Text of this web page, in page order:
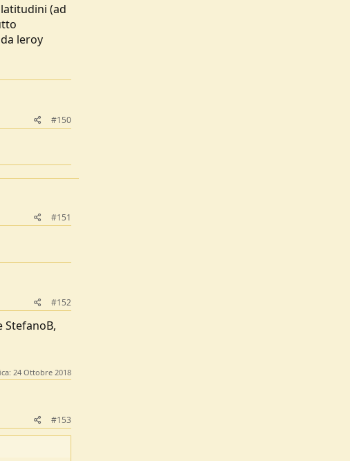
(ad
leroy
#150
#151
#152
StefanoB,
24 Ottobre 2018
#153